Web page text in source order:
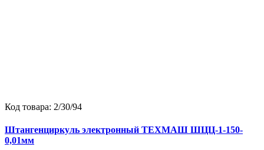
Код товара: 2/30/94
Штангенциркуль электронный ТЕХМАШ ШЦЦ-1-150-
0,01мм